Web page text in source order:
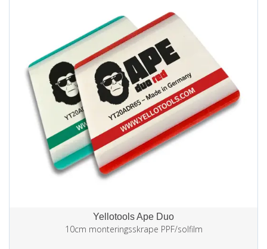
Yellotools Ape Duo
10cm monteringsskrape PPF/solfilm